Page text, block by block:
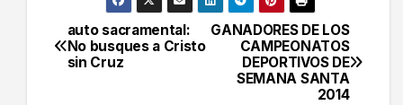
Navegación
de
GANADORES DE LOS
CAMPEONATOS
DEPORTIVOS DE
SEMANA SANTA
2014
auto sacramental:
No busques a Cristo
sin Cruz